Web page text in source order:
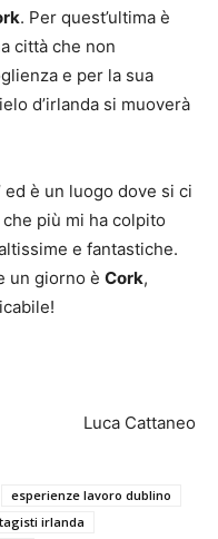
. Per quest’ultima è
città che non
e per la sua
d’irlanda si muoverà
ed è un luogo dove si ci
più mi ha colpito
e fantastiche.
un giorno è Cork,
Luca Cattaneo
esperienze lavoro dublino
irlanda